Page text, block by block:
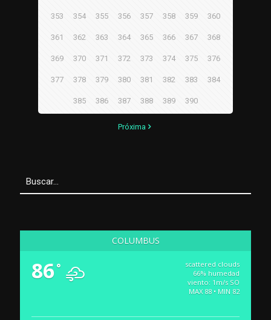
353 354 355 356 357 358 359 360
361 362 363 364 365 366 367 368
369 370 371 372 373 374 375 376
377 378 379 380 381 382 383 384
385 386 387 388 389 390
Próxima
COLUMBUS
86°
scattered clouds
66% humedad
viento: 1m/s SO
MAX 88 • MIN 82